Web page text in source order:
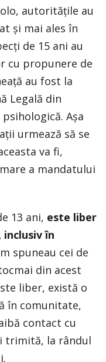
autoritățile au
și mai ales în
de 15 ani au
cu propunere de
au fost la
Legală din
Așa
urmează să se
va fi,
a mandatului
13 ani, este liber
în
spuneau cei de
din acest
liber, există o
în comunitate,
contact cu
trimită, la rândul